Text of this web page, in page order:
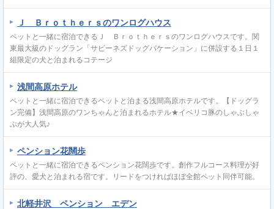
Ｊ Ｂｒｏｔｈｅｒｓのワンログハウス
ペットと一緒に宿泊できるＪ Ｂｒｏｔｈｅｒｓのワンログハウスです。関
東最大級のドッグラン「サビーネズドッグバケーション」に併設する１日１
組限定の犬と泊まれるコテージ
浅間高原ホテル
ペットと一緒に宿泊できるペットと泊まる浅間高原ホテルです。【ドッグラ
ン完備】浅間高原のワンちゃんと泊まれるホテル★イベリコ豚のしゃぶしゃ
ぶが大人気♪
ペンション花闊歩
ペットと一緒に宿泊できるペンション花闊歩です。創作フルコース料理が好
評の、愛犬と泊まれる宿です。リードをつければほぼ全館ペット同伴可能。
北軽井沢 ペンション エデン